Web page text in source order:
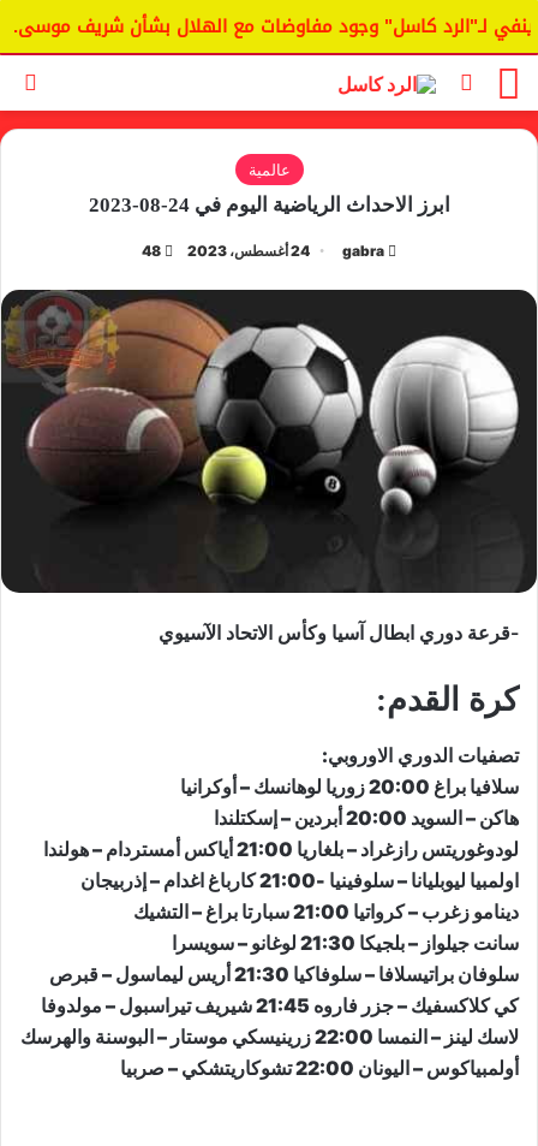
لـ"الرد كاسل" وجود مفاوضات مع الهلال بشأن شريف موسى.
القائمة الوضع المظلم
عالمية
ابرز الاحداث الرياضية اليوم في 24-08-2023
gabra 24 أغسطس، 2023 48
-قرعة دوري ابطال آسيا وكأس الاتحاد الآسيوي
كرة القدم:
تصفيات ​الدوري الاوروبي​:
سلافيا براغ 20:00 زوريا لوهانسك – أوكرانيا
هاكن – السويد 20:00 أبردين – إسكتلندا
لودوغوريتس رازغراد – بلغاريا 21:00 أياكس أمستردام – هولندا
اولمبيا ليوبليانا – سلوفينيا -21:00 كارباغ اغدام – إذربيجان
دينامو زغرب – كرواتيا 21:00 سبارتا براغ – التشيك
سانت جيلواز – بلجيكا 21:30 لوغانو – سويسرا
سلوفان براتيسلافا – سلوفاكيا 21:30 أريس ليماسول – قبرص
كي كلاكسفيك – جزر فاروه 21:45 شيريف تيراسبول – مولدوفا
لاسك لينز – النمسا 22:00 زرينيسكي موستار – البوسنة والهرسك
أولمبياكوس – اليونان 22:00 تشوكاريتشكي – صربيا